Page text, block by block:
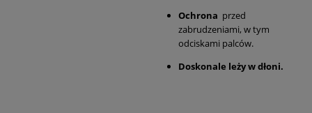
Ochrona przed
zabrudzeniami, w tym
odciskami palców.
Doskonale leży w dłoni.